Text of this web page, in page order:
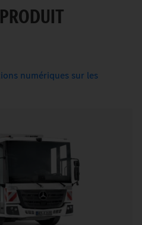
numériques sur les